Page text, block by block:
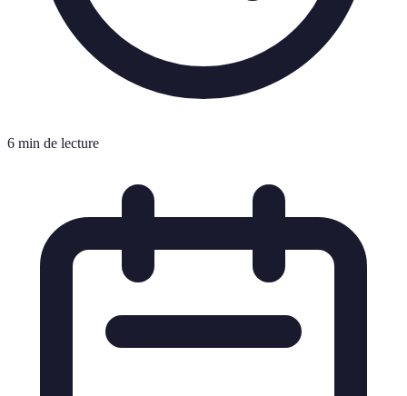
6 min de lecture